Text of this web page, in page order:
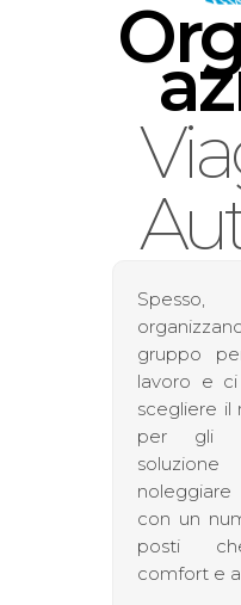
gruppo
lavoro e
scegliere il
per gli
con un
posti
comfort e